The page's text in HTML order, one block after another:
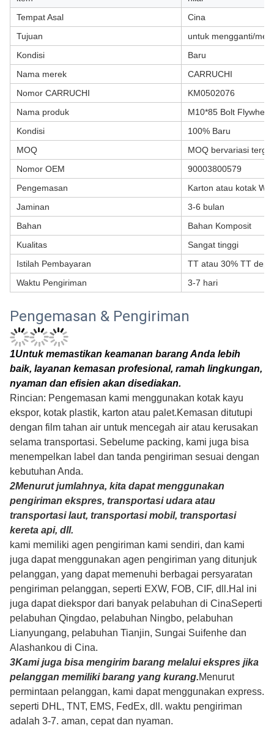
Tempat Asal
Cina
Tujuan
untuk mengganti/
Kondisi
Baru
Nama merek
CARRUCHI
Nomor CARRUCHI
KM0502076
Nama produk
M10*85 Bolt Flywheel
Kondisi
100% Baru
MOQ
MOQ bervariasi
Nomor OEM
90003800579
Pengemasan
Karton atau kotak
Jaminan
3-6 bulan
Bahan
Bahan Komposit
Kualitas
Sangat tinggi
Istilah Pembayaran
TT atau 30% TT
Waktu Pengiriman
3-7 hari
Pengemasan & Pengiriman
1Untuk memastikan keamanan barang Anda lebih
baik, layanan kemasan profesional, ramah lingkungan,
nyaman dan efisien akan disediakan.
Rincian: Pengemasan kami menggunakan kotak kayu
ekspor, kotak plastik, karton atau palet.Kemasan ditutupi
dengan film tahan air untuk mencegah air atau kerusakan
selama transportasi. Sebelume packing, kami juga bisa
menempelkan label dan tanda pengiriman sesuai dengan
kebutuhan Anda.
2Menurut jumlahnya, kita dapat menggunakan
pengiriman ekspres, transportasi udara atau
transportasi laut, transportasi mobil, transportasi
kereta api, dll.
kami memiliki agen pengiriman kami sendiri, dan kami
juga dapat menggunakan agen pengiriman yang ditunjuk